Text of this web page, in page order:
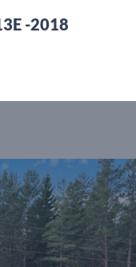
-2018